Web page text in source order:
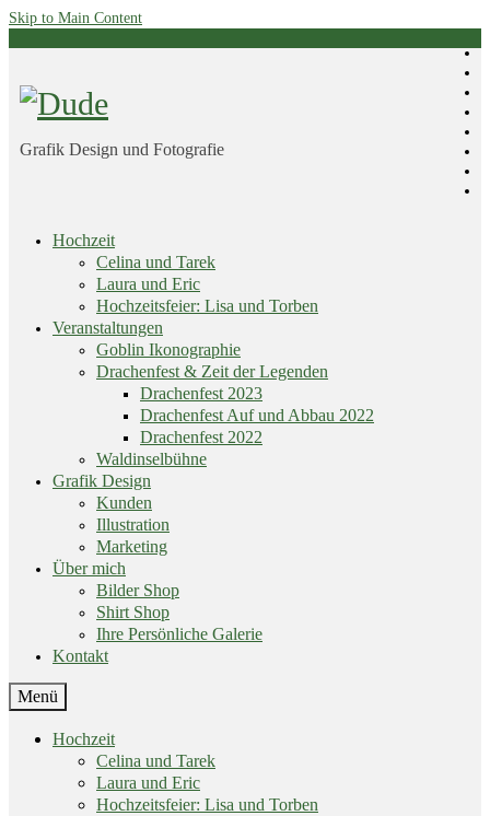
Skip to Main Content
Grafik Design und Fotografie
Hochzeit
Celina und Tarek
Laura und Eric
Hochzeitsfeier: Lisa und Torben
Veranstaltungen
Goblin Ikonographie
Drachenfest & Zeit der Legenden
Drachenfest 2023
Drachenfest Auf und Abbau 2022
Drachenfest 2022
Waldinselbühne
Grafik Design
Kunden
Illustration
Marketing
Über mich
Bilder Shop
Shirt Shop
Ihre Persönliche Galerie
Kontakt
End
of
Menü
Skip
Hochzeit
Celina und Tarek
Laura und Eric
Hochzeitsfeier: Lisa und Torben